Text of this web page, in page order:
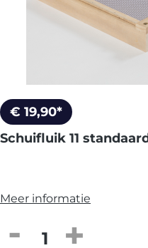
€ 19,90*
Schuifluik 11
Meer informatie